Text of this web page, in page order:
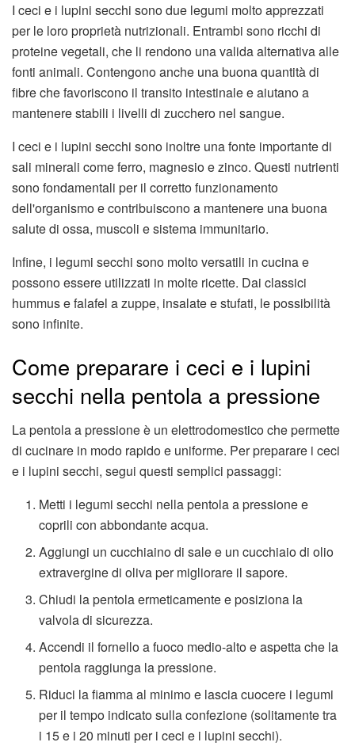
I ceci e i lupini secchi sono due legumi molto apprezzati
per le loro proprietà nutrizionali. Entrambi sono ricchi di
proteine vegetali, che li rendono una valida alternativa alle
fonti animali. Contengono anche una buona quantità di
fibre che favoriscono il transito intestinale e aiutano a
mantenere stabili i livelli di zucchero nel sangue.
I ceci e i lupini secchi sono inoltre una fonte importante di
sali minerali come ferro, magnesio e zinco. Questi nutrienti
sono fondamentali per il corretto funzionamento
dell'organismo e contribuiscono a mantenere una buona
salute di ossa, muscoli e sistema immunitario.
Infine, i legumi secchi sono molto versatili in cucina e
possono essere utilizzati in molte ricette. Dai classici
hummus e falafel a zuppe, insalate e stufati, le possibilità
sono infinite.
Come preparare i ceci e i lupini
secchi nella pentola a pressione
La pentola a pressione è un elettrodomestico che permette
di cucinare in modo rapido e uniforme. Per preparare i ceci
e i lupini secchi, segui questi semplici passaggi:
Metti i legumi secchi nella pentola a pressione e
coprili con abbondante acqua.
Aggiungi un cucchiaino di sale e un cucchiaio di olio
extravergine di oliva per migliorare il sapore.
Chiudi la pentola ermeticamente e posiziona la
valvola di sicurezza.
Accendi il fornello a fuoco medio-alto e aspetta che la
pentola raggiunga la pressione.
Riduci la fiamma al minimo e lascia cuocere i legumi
per il tempo indicato sulla confezione (solitamente tra
i 15 e i 20 minuti per i ceci e i lupini secchi).